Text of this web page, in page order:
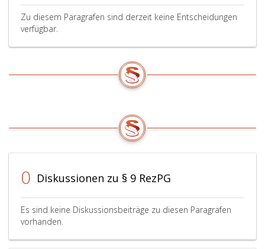
Zu diesem Paragrafen sind derzeit keine Entscheidungen
verfügbar.
0 Diskussionen zu § 9 RezPG
Es sind keine Diskussionsbeiträge zu diesen Paragrafen
vorhanden.